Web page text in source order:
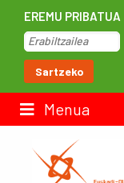
EREMU PRIBATUA
Sartzeko
Menua